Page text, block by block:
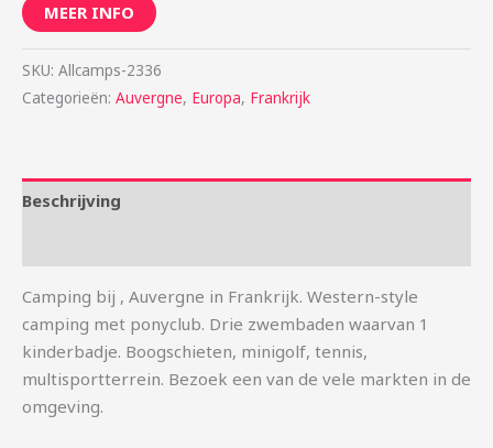
MEER INFO
SKU: Allcamps-2336
Categorieën: Auvergne, Europa, Frankrijk
Beschrijving
Camping bij , Auvergne in Frankrijk. Western-style
camping met ponyclub. Drie zwembaden waarvan 1
kinderbadje. Boogschieten, minigolf, tennis,
multisportterrein. Bezoek een van de vele markten in de
omgeving.